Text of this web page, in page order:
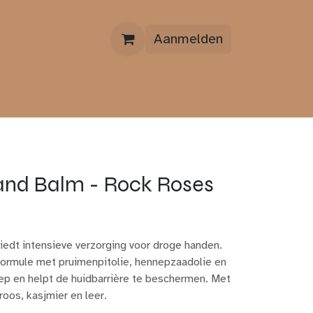
Aanmelden
Balm - Rock Roses
intensieve verzorging voor droge handen.
met pruimenpitolie, hennepzaadolie en
en helpt de huidbarrière te beschermen. Met
kasjmier en leer.